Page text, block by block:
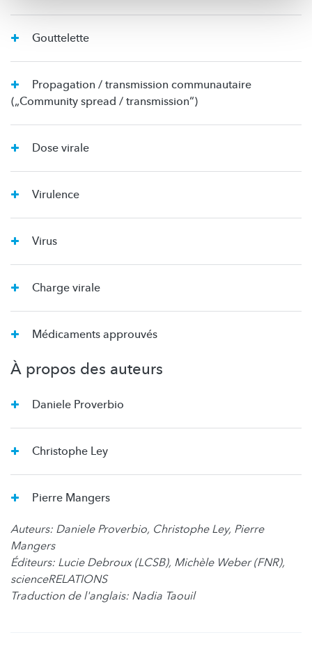
Gouttelette
(„Community spread / transmission“)
Dose virale
Virulence
Virus
Charge virale
Médicaments approuvés
À propos des auteurs
Daniele Proverbio
Christophe Ley
Pierre Mangers
Auteurs: Daniele Proverbio, Christophe Ley, Pierre
Mangers
Éditeurs: Lucie Debroux (LCSB), Michèle Weber (FNR),
scienceRELATIONS
Traduction de l'anglais: Nadia Taouil